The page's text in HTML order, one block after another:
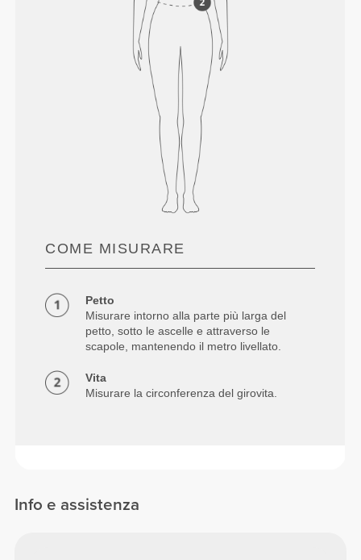
COME MISURARE
Petto
Misurare intorno alla parte più larga del
petto, sotto le ascelle e attraverso le
scapole, mantenendo il metro livellato.
Vita
Misurare la circonferenza del girovita.
Info e assistenza